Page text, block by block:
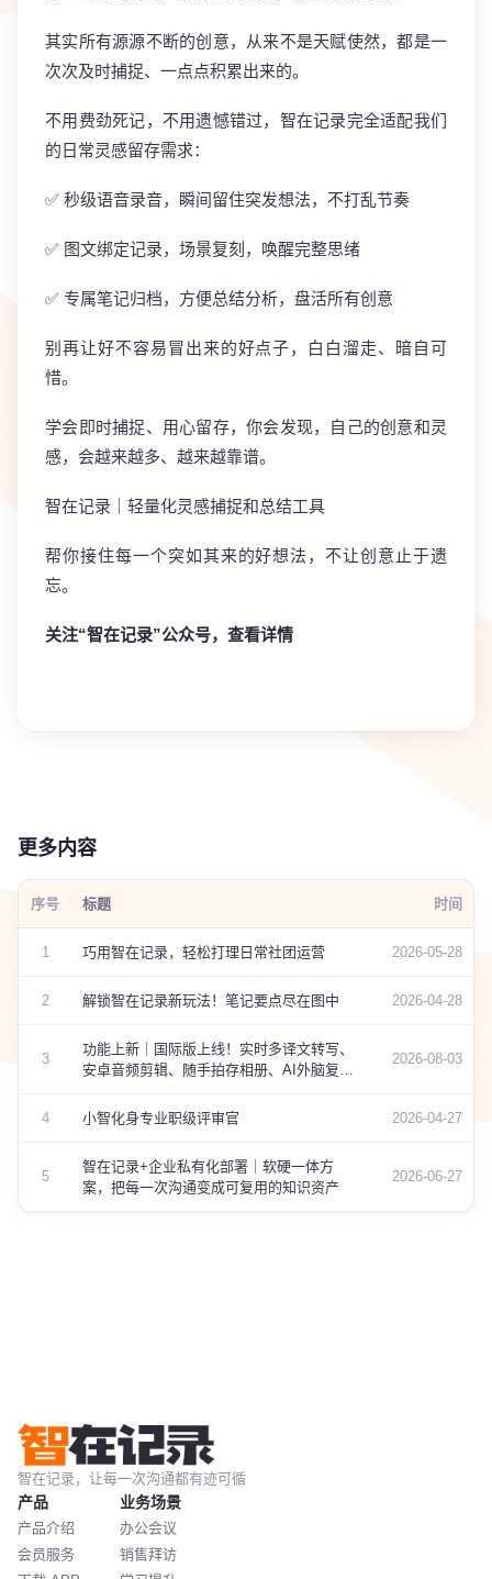
其实所有源源不断的创意，从来不是天赋使然，都是一
次次及时捕捉、一点点积累出来的。
不用费劲死记，不用遗憾错过，智在记录完全适配我们
的日常灵感留存需求：
✅ 秒级语音录音，瞬间留住突发想法，不打乱节奏
✅ 图文绑定记录，场景复刻，唤醒完整思绪
✅ 专属笔记归档，方便总结分析，盘活所有创意
别再让好不容易冒出来的好点子，白白溜走、暗自可
惜。
学会即时捕捉、用心留存，你会发现，自己的创意和灵
感，会越来越多、越来越靠谱。
智在记录｜轻量化灵感捕捉和总结工具
帮你接住每一个突如其来的好想法，不让创意止于遗
忘。
关注“智在记录”公众号，查看详情
更多内容
序号 标题 时间
1 巧用智在记录，轻松打理日常社团运营 2026-05-28
2 解锁智在记录新玩法！笔记要点尽在图中 2026-04-28
3
功能上新｜国际版上线！实时多译文转写、
安卓音频剪辑、随手拍存相册、AI外脑复
2026-08-03
4 小智化身专业职级评审官 2026-04-27
5
智在记录+企业私有化部署｜软硬一体方
案，把每一次沟通变成可复用的知识资产
2026-06-27
智在记录，让每一次沟通都有迹可循
产品
产品介绍
会员服务
业务场景
办公会议
销售拜访